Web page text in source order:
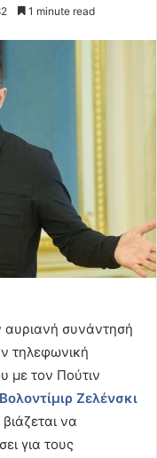
1 minute read
αυριανή συνάντησή
τηλεφωνική
με τον Πούτιν
Βολοντίμιρ Ζελένσκι
να
για τους